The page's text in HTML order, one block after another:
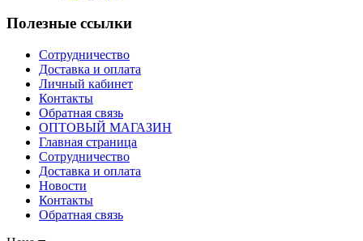
Полезные ссылки
Сотрудничество
Доставка и оплата
Личный кабинет
Контакты
Обратная связь
ОПТОВЫЙ МАГАЗИН
Главная страница
Сотрудничество
Доставка и оплата
Новости
Контакты
Обратная связь